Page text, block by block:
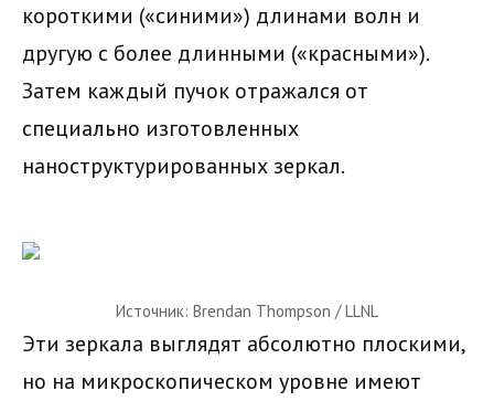
короткими («синими») длинами волн и
другую с более длинными («красными»).
Затем каждый пучок отражался от
специально изготовленных
наноструктурированных зеркал.
Источник: Brendan Thompson / LLNL
Эти зеркала выглядят абсолютно плоскими,
но на микроскопическом уровне имеют